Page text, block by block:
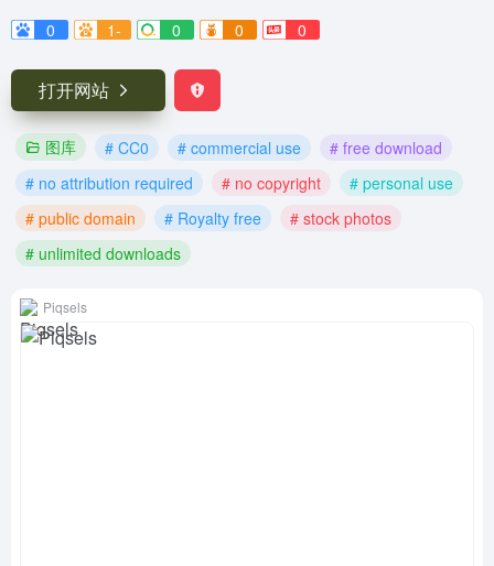
0
1- 0 0 0
打开网站
图库 # CC0 # commercial use
# free download
# no attribution required
# no copyright
# personal use
# public domain
# Royalty free
# stock photos
# unlimited downloads
Piqsels